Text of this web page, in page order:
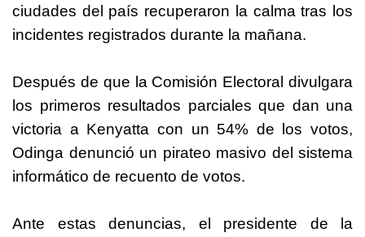
ciudades del país recuperaron la calma tras los
incidentes registrados durante la mañana.
Después de que la Comisión Electoral divulgara
los primeros resultados parciales que dan una
victoria a Kenyatta con un 54% de los votos,
Odinga denunció un pirateo masivo del sistema
informático de recuento de votos.
Ante estas denuncias, el presidente de la